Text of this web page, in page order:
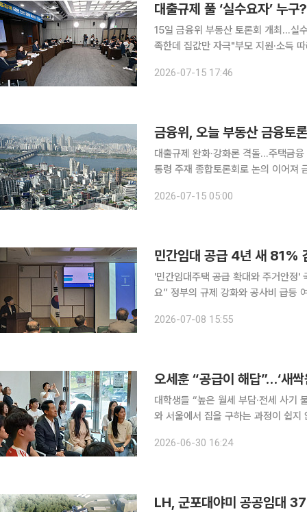
대출규제 풀 ‘실수요자’ 누
15일 금융위 부동산 토론회 개최…실
족한데 집값만 자극"부모 지원·소득 따라
2026-07-15 17:46
금융위, 오늘 부동산 금융토
대출규제 완화·강화론 격돌…주택금
통령 주재 종합토론회로 논의 이어져 금융위원회가 15일 오후 3시 은행회관에서 부동산정책 금융분
2026-07-15 05:00
민간임대 공급 4년 새 81%
'민간임대주택 공급 확대와 주거안정
요” 정부의 규제 강화와 공사비 급등 여파로 서민과 청년층의 핵심 주거 안전망 역할을 해온 제도권
기 어려운 서민·중산층의 임차 수요
2026-07-08 15:55
오세훈 “공급이 해답”…‘새
대학생들 “높은 월세 부담·전세 사기 불안
와 서울에서 집을 구하는 과정이 쉽
2026-06-30 16:24
LH, 군포대야미 공공임대